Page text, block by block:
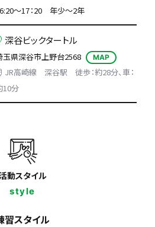
～17：20 年少～2年
深谷ビックタートル
玉県深谷市上野台2568 MAP
JR高崎線 深谷駅 徒歩：約28分、車：
10分
動スタイル
style
習スタイル